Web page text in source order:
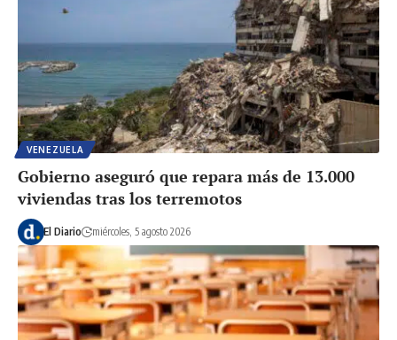
VENEZUELA
Gobierno aseguró que repara más de 13.000
viviendas tras los terremotos
El Diario miércoles, 5 agosto 2026